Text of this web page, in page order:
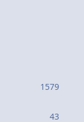
1579
43